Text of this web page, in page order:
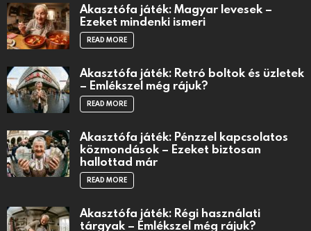
Akasztófa játék: Magyar levesek –
Ezeket mindenki ismeri
READ MORE
Akasztófa játék: Retró boltok és üzletek
– Emlékszel még rájuk?
READ MORE
Akasztófa játék: Pénzzel kapcsolatos
közmondások – Ezeket biztosan
hallottad már
READ MORE
Akasztófa játék: Régi használati
tárgyak – Emlékszel még rájuk?